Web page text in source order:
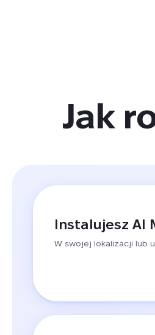
Jak
Instalujesz AI
W swojej lokalizacji lub